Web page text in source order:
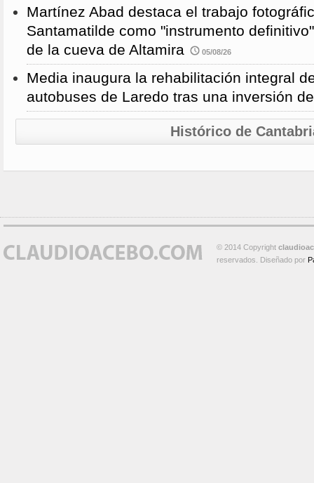
Martínez Abad destaca el trabajo
Santamatilde como "instrumento
de la cueva de Altamira
05/08/26
Media inaugura la rehabilitación integral
autobuses de Laredo tras una inversión
Histórico de
© 2014 Copyright
reservados. Diseñado por